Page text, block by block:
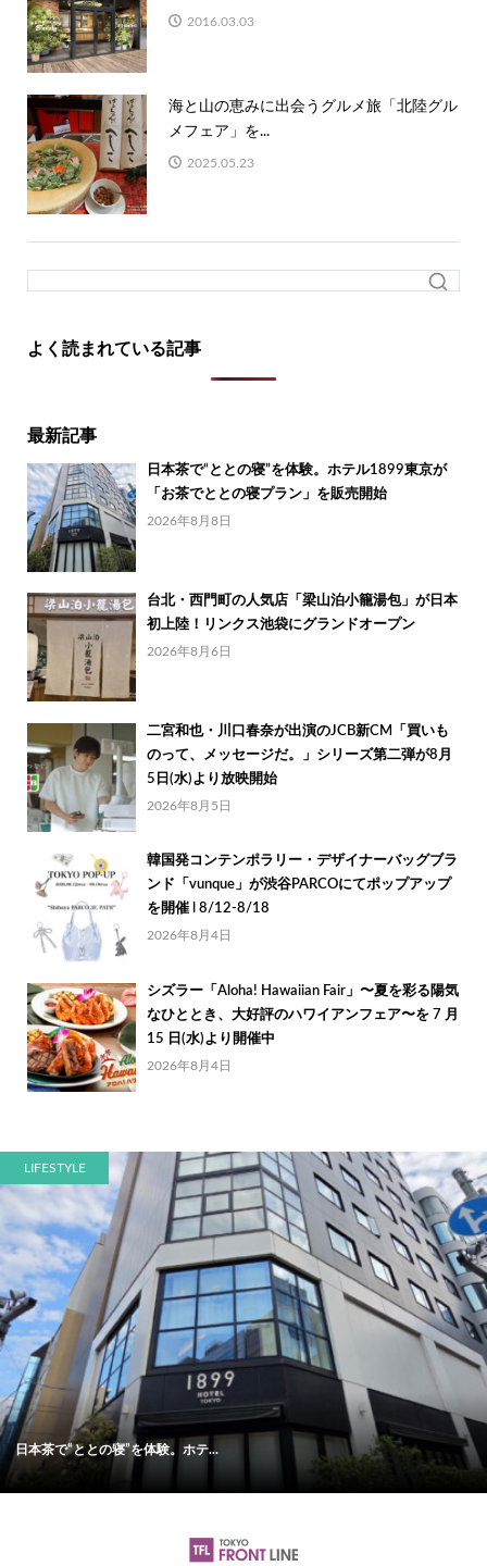
2016.03.03
海と山の恵みに出会うグルメ旅「北陸グル
メフェア」を...
2025.05.23
よく読まれている記事
最新記事
日本茶で“ととの寝”を体験。ホテル1899東京が
「お茶でととの寝プラン」を販売開始
2026年8月8日
台北・西門町の人気店「梁山泊小籠湯包」が日本
初上陸！リンクス池袋にグランドオープン
2026年8月6日
二宮和也・川口春奈が出演のJCB新CM「買いも
のって、メッセージだ。」シリーズ第二弾が8月
5日(水)より放映開始
2026年8月5日
韓国発コンテンポラリー・デザイナーバッグブラ
ンド「vunque」が渋谷PARCOにてポップアップ
を開催 l 8/12-8/18
2026年8月4日
シズラー「Aloha! Hawaiian Fair」〜夏を彩る陽気
なひととき、大好評のハワイアンフェア〜を 7 月
15 日(水)より開催中
2026年8月4日
LIFESTYLE
日本茶で“ととの寝”を体験。ホテ...